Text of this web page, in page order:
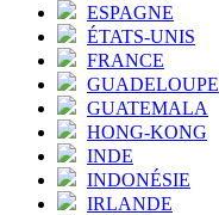
ESPAGNE
ÉTATS-UNIS
FRANCE
GUADELOUPE
GUATEMALA
HONG-KONG
INDE
INDONÉSIE
IRLANDE